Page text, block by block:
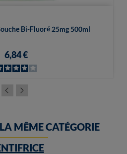
Bi-Fluoré 25mg 500ml
6,84 €
MÊME CATÉGORIE